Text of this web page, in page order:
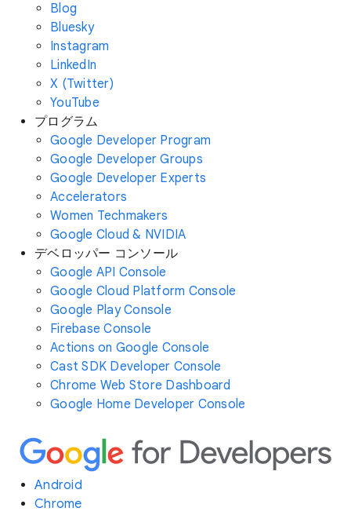
Blog
Bluesky
Instagram
LinkedIn
X (Twitter)
YouTube
プログラム
Google Developer Program
Google Developer Groups
Google Developer Experts
Accelerators
Women Techmakers
Google Cloud & NVIDIA
デベロッパー コンソール
Google API Console
Google Cloud Platform Console
Google Play Console
Firebase Console
Actions on Google Console
Cast SDK Developer Console
Chrome Web Store Dashboard
Google Home Developer Console
Android
Chrome